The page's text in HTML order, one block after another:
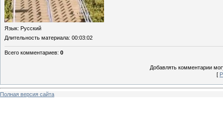
Язык: Русский
Длительность материала: 00:03:02
Всего комментариев: 0
Добавлять комментарии
[
Полная версия сайта